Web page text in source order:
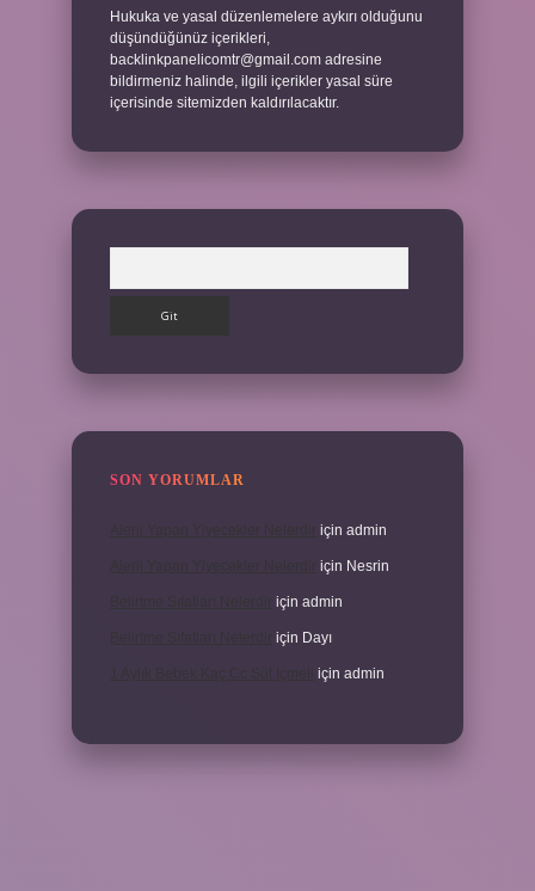
Hukuka ve yasal düzenlemelere aykırı olduğunu
düşündüğünüz içerikleri,
backlinkpanelicomtr@gmail.com adresine
bildirmeniz halinde, ilgili içerikler yasal süre
içerisinde sitemizden kaldırılacaktır.
SON YORUMLAR
Alerji Yapan Yiyecekler Nelerdir için admin
Alerji Yapan Yiyecekler Nelerdir için Nesrin
Belirtme Sıfatları Nelerdir için admin
Belirtme Sıfatları Nelerdir için Dayı
1 Aylık Bebek Kaç Cc Süt Içmeli için admin